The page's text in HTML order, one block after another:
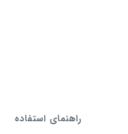
راهنمای استفاده